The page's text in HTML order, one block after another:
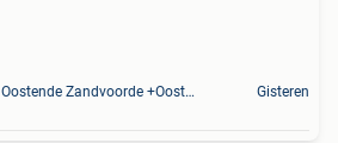
Oostende Zandvoorde +Oostende Gisteren